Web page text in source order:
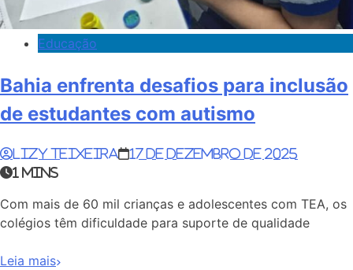
Educação
Bahia enfrenta desafios para inclusão
de estudantes com autismo
Lizy Teixeira
17 de dezembro de 2025
1 mins
Com mais de 60 mil crianças e adolescentes com TEA, os
colégios têm dificuldade para suporte de qualidade
Leia mais